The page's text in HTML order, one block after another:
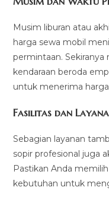
Musim liburan atau
harga sewa mobil
permintaan.
kendaraan beroda
untuk menerima
Fasilitas dan
Sebagian layanan
sopir profesional juga
Pastikan Anda
kebutuhan untuk